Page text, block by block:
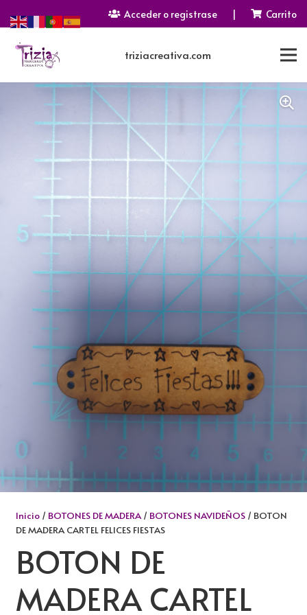
Acceder o registrase | Carrito
triziacreativa.com
Inicio/ BOTONES DE MADERA/ BOTONES NAVIDEÑOS/ BOTON
DE MADERA CARTEL FELICES FIESTAS
BOTON DE
MADERA CARTEL